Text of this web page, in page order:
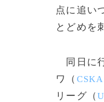
点に追い
とどめを
同日に
ワ（
リーグ（